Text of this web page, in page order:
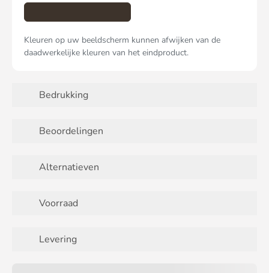
Kleuren op uw beeldscherm kunnen afwijken van de
daadwerkelijke kleuren van het eindproduct.
Bedrukking
Beoordelingen
Alternatieven
Voorraad
Levering